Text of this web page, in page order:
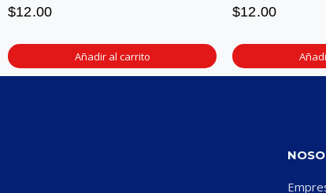
$12.00
Añadir al carrito
$12.00